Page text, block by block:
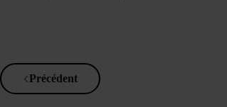
Précédent